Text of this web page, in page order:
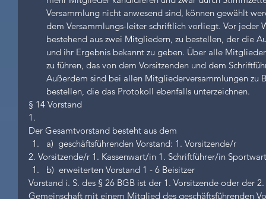
Versammlung nicht anwesend sind, können gewählt
dem Versammlungs-leiter schriftlich vorliegt. Vor jeder
bestehend aus zwei Mitgliedern, zu bestellen, der die
und ihr Ergebnis bekannt zu geben. Über alle
zu führen, das von dem Vorsitzenden und dem
Außerdem sind bei allen Mitgliederversammlungen zu
bestellen, die das Protokoll ebenfalls unterzeichnen.
§ 14 Vorstand
1.
Der Gesamtvorstand besteht aus dem
a)  geschäftsführenden Vorstand: 1. Vorsitzende/r
2. Vorsitzende/r 1. Kassenwart/in 1. Schriftführer/in
b)  erweiterten Vorstand 1 - 6 Beisitzer
Vorstand i. S. des § 26 BGB ist der 1. Vorsitzende oder der
Gemeinschaft mit einem Mitglied des geschäftsführenden